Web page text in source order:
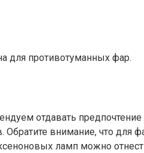
для противотуманных фар.
отдавать
Обратите внимание, что
ламп можно